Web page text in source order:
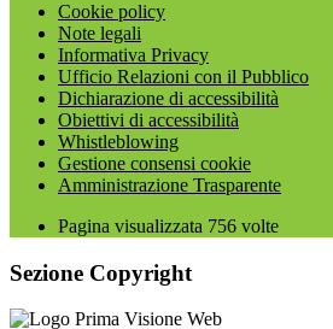
Cookie policy
Note legali
Informativa Privacy
Ufficio Relazioni con il Pubblico
Dichiarazione di accessibilità
Obiettivi di accessibilità
Whistleblowing
Gestione consensi cookie
Amministrazione Trasparente
Pagina visualizzata 756 volte
Sezione Copyright